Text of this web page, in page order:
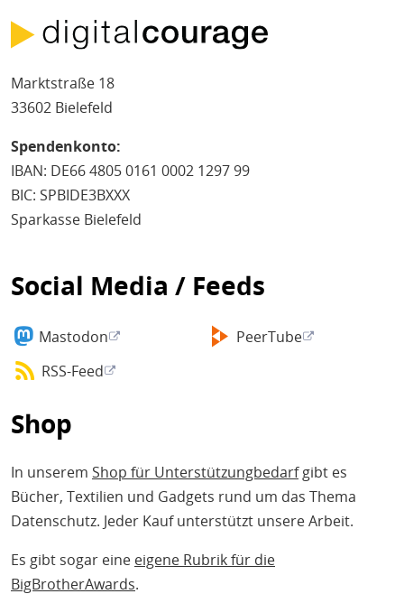
Marktstraße 18
33602 Bielefeld
Spendenkonto:
IBAN: DE66 4805 0161 0002 1297 99
BIC: SPBIDE3BXXX
Sparkasse Bielefeld
Social Media / Feeds
Mastodon
PeerTube
RSS-Feed
Shop
In unserem Shop für Unterstützungbedarfgibt es
Bücher, Textilien und Gadgets rund um das Thema
Datenschutz. Jeder Kauf unterstützt unsere Arbeit.
Es gibt sogar eine eigene Rubrik für die
BigBrotherAwards.